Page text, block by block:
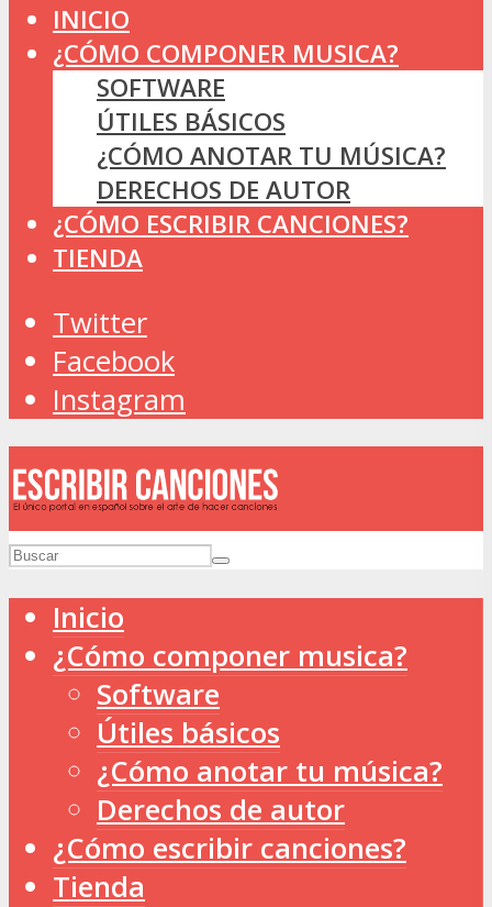
INICIO
¿CÓMO COMPONER MUSICA?
SOFTWARE
ÚTILES BÁSICOS
¿CÓMO ANOTAR TU MÚSICA?
DERECHOS DE AUTOR
¿CÓMO ESCRIBIR CANCIONES?
TIENDA
Twitter
Facebook
Instagram
Inicio
¿Cómo componer musica?
Software
Útiles básicos
¿Cómo anotar tu música?
Derechos de autor
¿Cómo escribir canciones?
Tienda